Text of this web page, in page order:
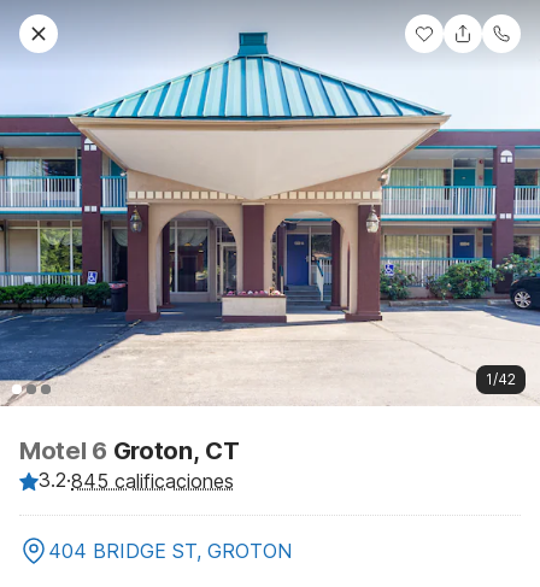
1/42
Motel 6 Groton, CT
3.2·845 calificaciones
404 BRIDGE ST, GROTON